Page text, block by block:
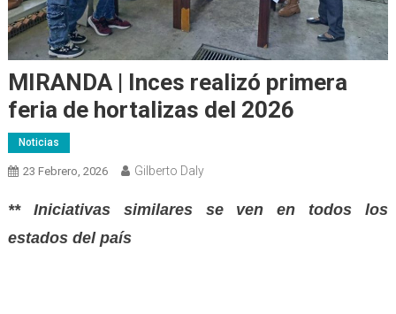
MIRANDA | Inces realizó primera
feria de hortalizas del 2026
Noticias
23 Febrero, 2026 Gilberto Daly
** Iniciativas similares se ven en todos los
estados del país